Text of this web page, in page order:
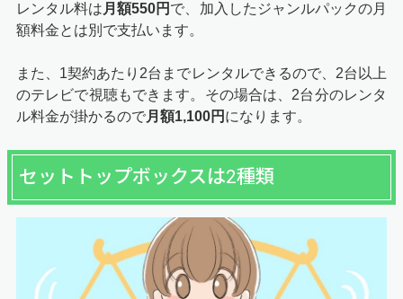
レンタル料は 月額550円 で、加入したジャンルパックの月
額料金とは別で支払います。
また、1契約あたり2台までレンタルできるので、2台以上
のテレビで視聴もできます。その場合は、2台分のレンタ
ル料金が掛かるので月額1,100円 になります。
セットトップボックスは2種類